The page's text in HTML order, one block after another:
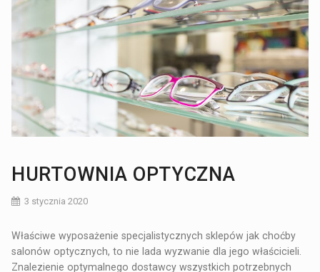
HURTOWNIA OPTYCZNA
3 stycznia 2020
Właściwe wyposażenie specjalistycznych sklepów jak choćby
salonów optycznych, to nie lada wyzwanie dla jego właścicieli.
Znalezienie optymalnego dostawcy wszystkich potrzebnych